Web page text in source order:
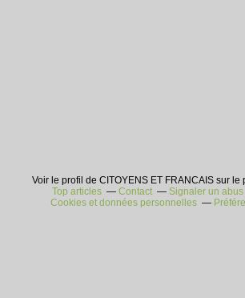
Voir le profil de CITOYENS ET FRANCAIS sur le
Top articles
Contact Signaler un abus
Cookies et données personnelles